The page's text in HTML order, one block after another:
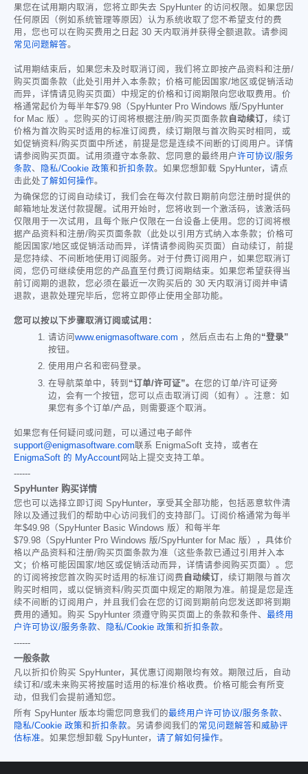
果您在试用期内取消，您将立即失去 SpyHunter 的访问权限。如果您因
任何原因（例如系统管理等原因）认为系统收取了您不希望支付的费
用，您也可以在购买费用之日起 30 天内取消并获得全额退款。请参阅
常见问题解答。
试用期结束后，如果您未及时取消订阅，我们将立即按产品资料和注册/
购买页面条款（此处引用并入本条款；价格可能因国家/地区或促销活动
而异，详情请见购买页面）中规定的价格和订阅期限向您收取费用。价
格通常起价为每半年$79.98 （SpyHunter Pro Windows 版/SpyHunter
for Mac 版）。您购买的订阅将根据注册/购买页面条款 自动续订，续订
价格为首次购买时适用的标准订阅费，续订期限与首次购买时相同，或
如促销资料/购买页面中所述，前提是您是连续不间断的订阅用户。详情
请参阅购买页面。试用须遵守本条款、您同意的最终用户许可协议/服务
条款、 隐私/Cookie 政策和折扣条款。如果您想卸载 SpyHunter，请点
击此处了解如何操作。
为确保您的订阅自动续订，我们会在每次付款日期前向您注册时提供的
邮箱地址发送付款提醒。试用开始时，您将收到一个激活码，该激活码
仅限用于一次试用，且每个账户仅限在一台设备上使用。您的订阅将根
据产品资料和注册/购买页面条款（此处以引用方式纳入本条款；价格可
能因国家/地区或促销活动而异，详情请参阅购买页面）自动续订，前提
是您持续、不间断地使用订阅服务。对于付费订阅用户，如果您取消订
阅，您仍可继续使用您的产品直至付费订阅期结束。如果您希望获得当
前订阅期的退款，您必须在最近一次购买后的 30 天内取消订阅并申请
退款，退款处理完毕后，您将立即停止使用全部功能。
您可以按以下步骤取消订阅或试用：
请访问 www.enigmasoftware.com ，然后点击右上角的“登录”
按钮。
使用用户名和密码登录。
在导航菜单中，转到 “订单/许可证”。 在您的订单/许可证旁
边，会有一个按钮，您可以点击取消订阅（如有）。注意：如
果您有多个订单/产品，则需要逐个取消。
如果您有任何疑问或问题，可以通过电子邮件
support@enigmasoftware.com联系 EnigmaSoft 支持，或者在
EnigmaSoft 的 MyAccount网站上提交支持工单。
------
SpyHunter 购买详情
您也可以选择立即订阅 SpyHunter，享受其全部功能，包括恶意软件清
除以及通过我们的帮助中心访问我们的支持部门。订阅价格通常为每半
年$49.98 （SpyHunter Basic Windows 版）和每半年
$79.98 （SpyHunter Pro Windows 版/SpyHunter for Mac 版），具体价
格以产品资料和注册/购买页面条款为准（这些条款已通过引用并入本
文；价格可能因国家/地区或促销活动而异，详情请参阅购买页面）。您
的订阅将按您首次购买时适用的标准订阅费 自动续订，续订期限与首次
购买时相同，或以促销资料/购买页面中规定的期限为准。前提是您是连
续不间断的订阅用户，并且我们会在您的订阅到期前向您发送即将到期
费用的通知。购买 SpyHunter 须遵守购买页面上的条款和条件、 最终用
户许可协议/服务条款、 隐私/Cookie 政策和折扣条款。
------
一般条款
凡以折扣价购买 SpyHunter，其优惠订阅期限均有效。期限过后，自动
续订和/或未来购买将按届时适用的标准价格收费。价格可能会有所变
动，但我们会提前通知您。
所有 SpyHunter 版本均需您同意我们的最终用户许可协议/服务条款、
隐私/Cookie 政策和折扣条款。另请参阅我们的常见问题解答和 威胁评
估标准。如果您想卸载 SpyHunter， 请了解如何操作。